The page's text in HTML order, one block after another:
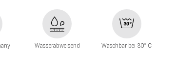
Wasserabweisend Waschbar bei 30° C